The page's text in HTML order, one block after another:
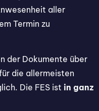
aller
Termin zu
der Dokumente über
die allermeisten
Die FES ist in ganz